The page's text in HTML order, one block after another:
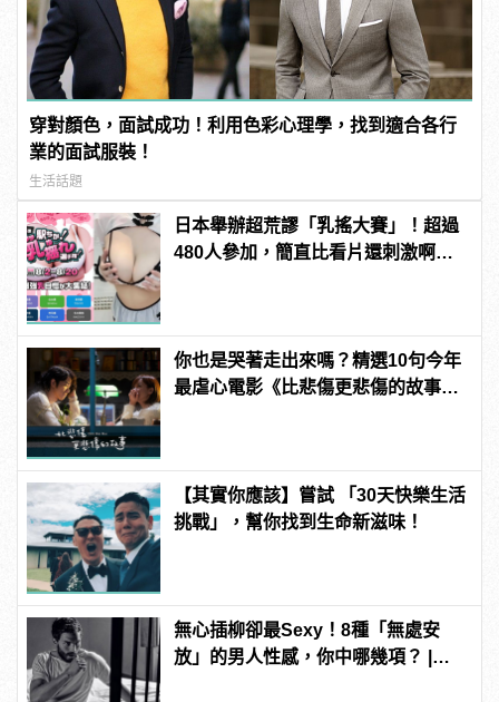
穿對顏色，面試成功！利用色彩心理學，找到適合各行
業的面試服裝！
生活話題
日本舉辦超荒謬「乳搖大賽」！超過
480人參加，簡直比看片還刺激啊！ |
你也是哭著走出來嗎？精選10句今年
最虐心電影《比悲傷更悲傷的故事》
【其實你應該】嘗試 「30天快樂生活
挑戰」，幫你找到生命新滋味！
無心插柳卻最Sexy！8種「無處安
放」的男人性感，你中哪幾項？ |